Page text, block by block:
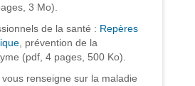
3 Mo).
de la santé : Repères
, prévention de la
(pdf, 4 pages, 500 Ko).
vous renseigne sur la maladie